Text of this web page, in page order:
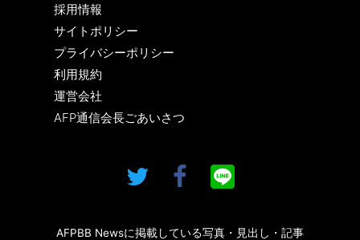
採用情報
サイトポリシー
プライバシーポリシー
利用規約
運営会社
AFP通信会長ごあいさつ
AFPBB Newsに掲載している写真・見出し・記事